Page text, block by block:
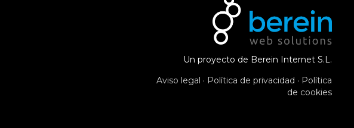
Un proyecto de Berein Internet S.L.
Aviso legal · Política de privacidad · Política
de cookies